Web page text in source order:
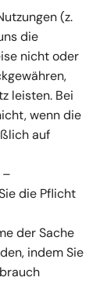
(z.
die
nicht oder
leisten. Bei
wenn die
auf
–
die Pflicht
der Sache
indem Sie